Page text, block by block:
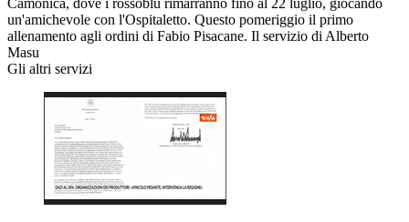
Camonica, dove i rossoblù rimarranno fino al 22 luglio, giocando
un'amichevole con l'Ospitaletto. Questo pomeriggio il primo
allenamento agli ordini di Fabio Pisacane. Il servizio di Alberto
Masu
Gli altri servizi